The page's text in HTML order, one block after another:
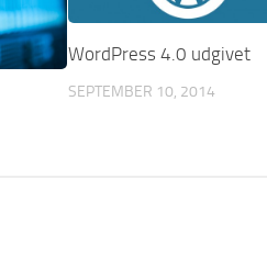
WordPress 4.0 udgivet
SEPTEMBER 10, 2014